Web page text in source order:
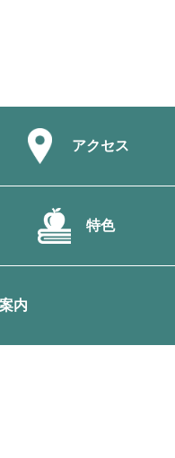
アクセス
特色
内